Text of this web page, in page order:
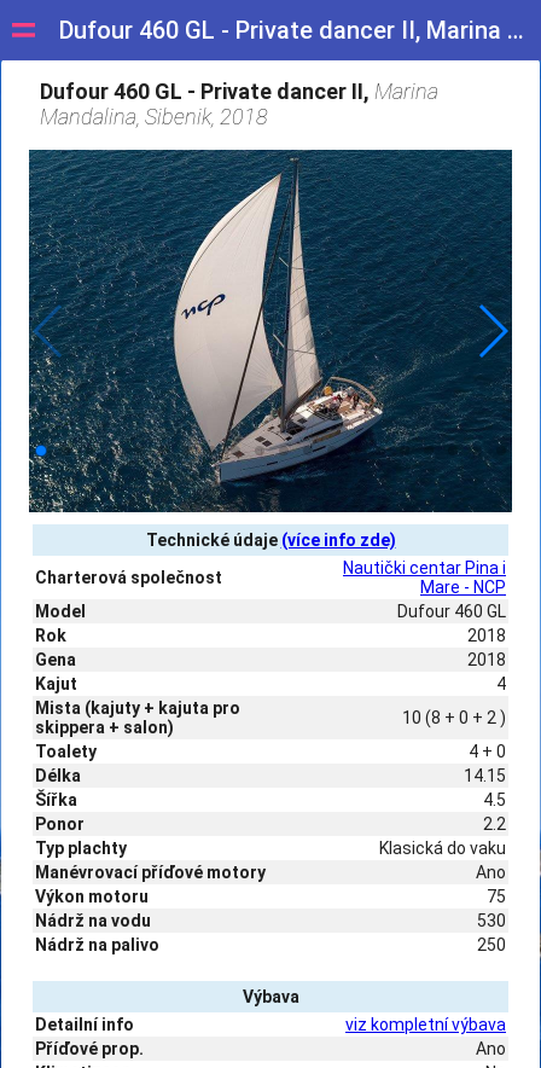
menu Dufour 460 GL - Private dancer II, Marina Mandalina, Sibenik, 2018
Dufour 460 GL - Private dancer II, Marina
Mandalina, Sibenik, 2018
Technické údaje (více info zde)
Charterová společnost
Nautički centar Pina i
Mare - NCP
Model
Dufour 460 GL
Rok
2018
Gena
2018
Kajut
4
Mista (kajuty + kajuta pro
skippera + salon)
10 (8 + 0 + 2 )
Toalety
4 + 0
Délka
14.15
Šířka
4.5
Ponor
2.2
Typ plachty
Klasická do vaku
Manévrovací příďové motory
Ano
Výkon motoru
75
Nádrž na vodu
530
Nádrž na palivo
250
Výbava
Detailní info
viz kompletní výbava
Příďové prop.
Ano